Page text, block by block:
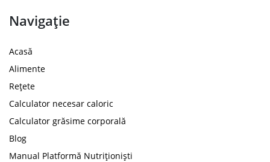
Navigație
Acasă
Alimente
Rețete
Calculator necesar caloric
Calculator grăsime corporală
Blog
Manual Platformă Nutriționiști